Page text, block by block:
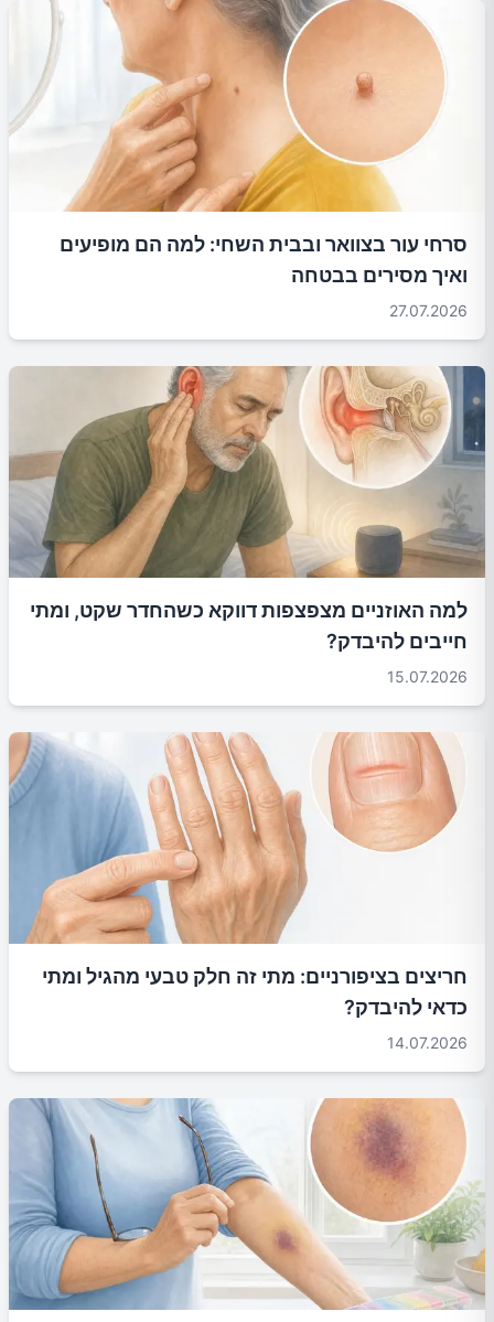
סרחי עור בצוואר ובבית השחי: למה הם מופיעים
ואיך מסירים בבטחה
27.07.2026
למה האוזניים מצפצפות דווקא כשהחדר שקט, ומתי
חייבים להיבדק?
15.07.2026
חריצים בציפורניים: מתי זה חלק טבעי מהגיל ומתי
כדאי להיבדק?
14.07.2026